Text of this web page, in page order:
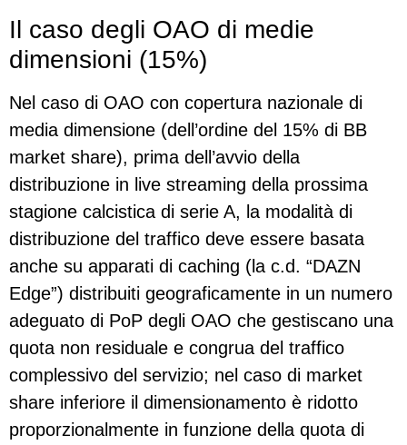
Il caso degli OAO di medie
dimensioni (15%)
Nel caso di OAO con copertura nazionale di
media dimensione (dell’ordine del 15% di BB
market share), prima dell’avvio della
distribuzione in live streaming della prossima
stagione calcistica di serie A, la modalità di
distribuzione del traffico deve essere basata
anche su apparati di caching (la c.d. “DAZN
Edge”) distribuiti geograficamente in un numero
adeguato di PoP degli OAO che gestiscano una
quota non residuale e congrua del traffico
complessivo del servizio; nel caso di market
share inferiore il dimensionamento è ridotto
proporzionalmente in funzione della quota di